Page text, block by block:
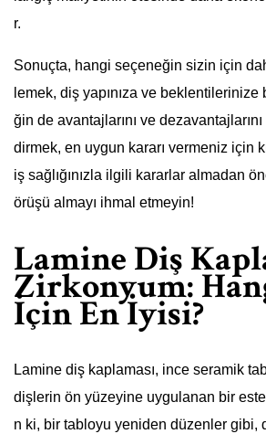
r.
Sonuçta, hangi seçeneğin sizin için
lemek, diş yapınıza ve beklentilerinize
ğin de avantajlarını ve
dirmek, en uygun kararı vermeniz için
iş sağlığınızla ilgili kararlar almadan
örüşü almayı ihmal etmeyin!
Lamine Diş
Zirkonyum:
İçin En İyisi?
Lamine diş kaplaması, ince seramik
dişlerin ön yüzeyine uygulanan bir
n ki, bir tabloyu yeniden düzenler gibi,